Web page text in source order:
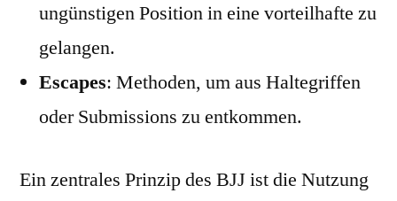
ungünstigen Position in eine vorteilhafte zu
gelangen.
Escapes: Methoden, um aus Haltegriffen
oder Submissions zu entkommen.
Ein zentrales Prinzip des BJJ ist die Nutzung